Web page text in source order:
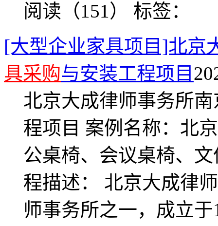
阅读（151） 标签：
[大型企业家具项目]北京
具采购与安装工程项目
北京大成律师事务所
程项目 案例名称：北
公桌椅、会议桌椅、
程描述： 北京大成律
师事务所之一，成立